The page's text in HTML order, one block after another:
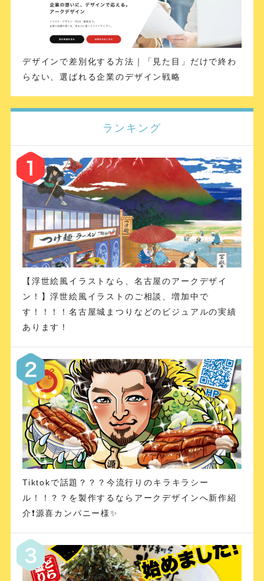
デザインで差別化する方法｜「見た目」だけで終わ
らない、選ばれる企業のデザイン戦略
ランキング
【浮世絵風イラストなら、名古屋のアークデザイ
ン！】浮世絵風イラストのご相談、増加中で
す！！！！名古屋城まつりなどのビジュアルの実績
あります！
Tiktokで話題？？？今流行りのキラキラシー
ル！！？？を製作するならアークデザインへ新作紹
介❗️源喜カンパニー様✨